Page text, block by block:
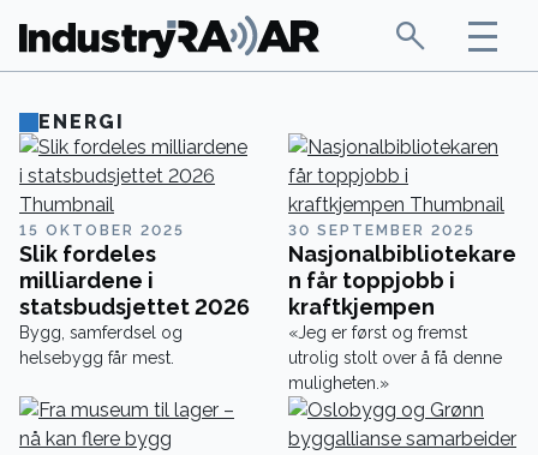
ENERGI
15 OKTOBER 2025
Slik fordeles
milliardene i
statsbudsjettet 2026
Bygg, samferdsel og
helsebygg får mest.
30 SEPTEMBER 2025
Nasjonalbibliotekare
n får toppjobb i
kraftkjempen
«Jeg er først og fremst
utrolig stolt over å få denne
muligheten.»